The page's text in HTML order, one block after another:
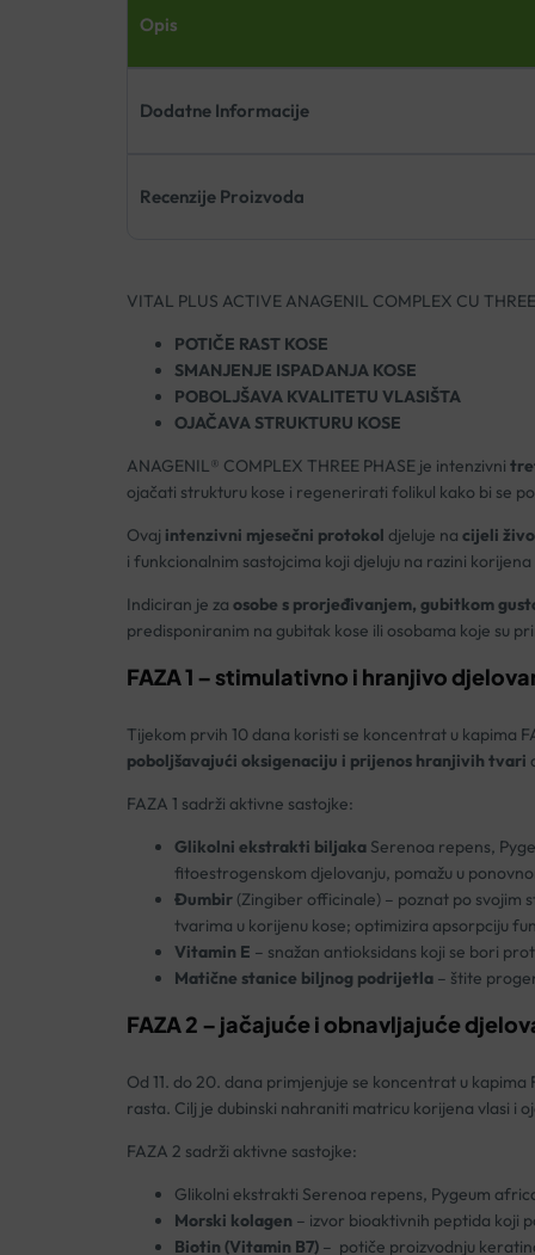
Opis
Dodatne Informacije
Recenzije Proizvoda
VITAL PLUS ACTIVE ANAGENIL COMPLEX CU
POTIČE RAST KOSE
SMANJENJE ISPADANJA KOSE
POBOLJŠAVA KVALITETU VLASIŠTA
OJAČAVA STRUKTURU KOSE
ANAGENIL® COMPLEX THREE PHASE je intenzivni
ojačati strukturu kose i regenerirati folikul kako bi se
Ovaj intenzivni mjesečni protokol djeluje na cijeli
i funkcionalnim sastojcima koji djeluju na razini
Indiciran je za osobe s prorjeđivanjem, gubitkom
predisponiranim na gubitak kose ili osobama koje su
FAZA 1 – stimulativno i hranjivo
Tijekom prvih 10 dana koristi se koncentrat u kapima
poboljšavajući oksigenaciju i prijenos hranjivih tvari
FAZA 1 sadrži aktivne sastojke:
Glikolni ekstrakti biljakaSerenoa repens,
fitoestrogenskom djelovanju, pomažu u
Đumbir(Zingiber officinale) – poznat po svojim
tvarima u korijenu kose; optimizira apsorpciju
Vitamin E – snažan antioksidans koji se bori
Matične stanice biljnog podrijetla– štite
FAZA 2 – jačajuće iobnavljajuće
Od 11. do 20. dana primjenjuje se koncentrat u
rasta. Cilj je dubinski nahraniti matricu korijena vlasi i
FAZA 2 sadrži aktivne sastojke:
Glikolni ekstrakti Serenoa repens, Pygeum
Morski kolagen – izvor bioaktivnih peptida koji
Biotin (Vitamin B7)– potiče proizvodnju